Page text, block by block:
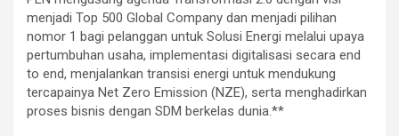
menjadi Top 500 Global Company dan menjadi pilihan
nomor 1 bagi pelanggan untuk Solusi Energi melalui upaya
pertumbuhan usaha, implementasi digitalisasi secara end
to end, menjalankan transisi energi untuk mendukung
tercapainya Net Zero Emission (NZE), serta menghadirkan
proses bisnis dengan SDM berkelas dunia.**